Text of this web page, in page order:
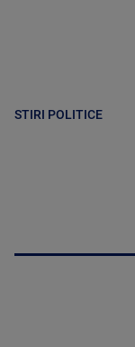
STIRI POLITICE